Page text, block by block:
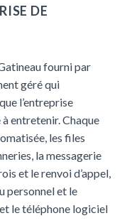
DE
fourni par
géré qui
l’entreprise
entretenir. Chaque
les files
la messagerie
et le renvoi d’appel,
personnel et le
le téléphone logiciel